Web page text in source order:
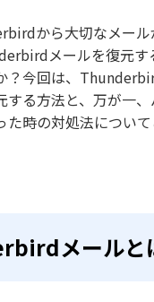
から大切なメール
メールを復元す
？今回は、
する方法と、万が一
た時の対処法につい
メールと